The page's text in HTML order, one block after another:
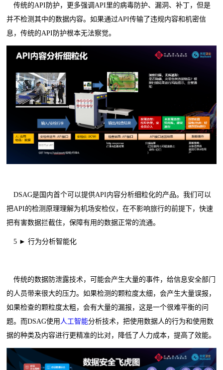
传统的API防护，更多强调API里的病毒防护、漏洞、补丁，但是
并不检测其中的数据内容。如果通过API传输了违规内容和机密信
息，传统的API防护根本无法察觉。
DSAG是国内首个可以提供API内容分析细粒化的产品。我们可以
把API的检测原理理解为机场安检仪，在不影响旅行的前提下，快速
把有害数据拦截住，保障有用的数据正常的流通。
5 ► 行为分析智能化
传统的数据防泄露技术，可能会产生大量的事件，给信息安全部门
的人员带来很大的压力。如果检测的颗粒度太细，会产生大量误报，
如果检查的颗粒度太粗，会有大量的漏报，这是一个很难平衡的问
题。而DSAG使用 人工智能分析技术，把使用数据人的行为和使用数
据的种类及内容进行更精准的比对，降低了人力成本，提高了效能。